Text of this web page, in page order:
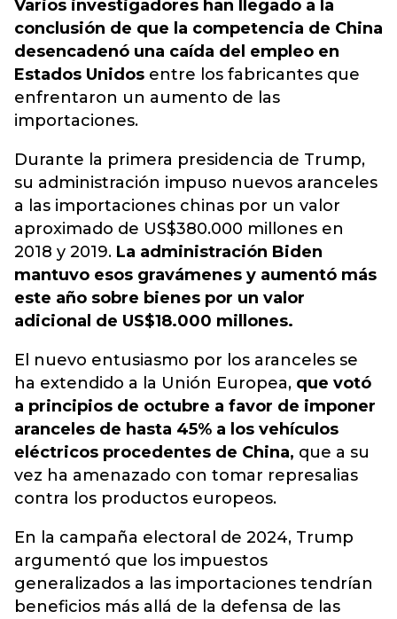
Varios investigadores han llegado a la
conclusión de que la competencia de China
desencadenó una caída del empleo en
Estados Unidos entre los fabricantes que
enfrentaron un aumento de las
importaciones.
Durante la primera presidencia de Trump,
su administración impuso nuevos aranceles
a las importaciones chinas por un valor
aproximado de US$380.000 millones en
2018 y 2019. La administración Biden
mantuvo esos gravámenes y aumentó más
este año sobre bienes por un valor
adicional de US$18.000 millones.
El nuevo entusiasmo por los aranceles se
ha extendido a la Unión Europea, que votó
a principios de octubre a favor de imponer
aranceles de hasta 45% a los vehículos
eléctricos procedentes de China, que a su
vez ha amenazado con tomar represalias
contra los productos europeos.
En la campaña electoral de 2024, Trump
argumentó que los impuestos
generalizados a las importaciones tendrían
beneficios más allá de la defensa de las